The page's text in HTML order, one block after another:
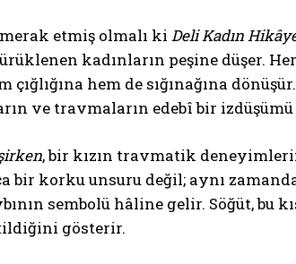
etmiş olmalı ki Deli Kadın
kadınların peşine düşer.
hem de sığınağına
ve travmaların edebî bir
, bir kızın travmatik
korku unsuru değil; aynı
sembolü hâline gelir. Söğüt, bu
gösterir.